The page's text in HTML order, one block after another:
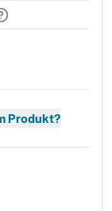
Produkt?